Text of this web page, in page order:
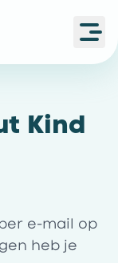
Kind
e-mail op
heb je